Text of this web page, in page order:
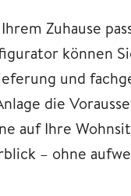
Zuhause
können
und
die
auf Ihre
– ohne